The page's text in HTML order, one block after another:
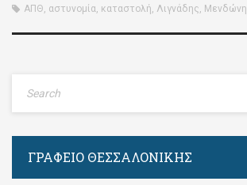
ΑΠΘ, αστυνομία, καταστολή, Λιγνάδης, Μενδώνη
ΓΡΑΦΕΊΟ ΘΕΣΣΑΛΟΝΊΚΗΣ